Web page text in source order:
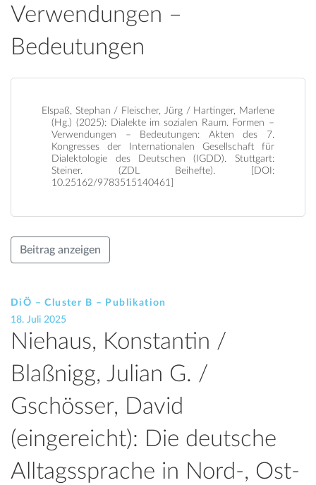
Verwendungen –
Bedeutungen
Elspaß, Stephan / Fleischer, Jürg / Hartinger, Marlene
(Hg.) (2025): Dialekte im sozialen Raum. Formen –
Verwendungen – Bedeutungen: Akten des 7.
Kongresses der Internationalen Gesellschaft für
Dialektologie des Deutschen (IGDD). Stuttgart:
Steiner. (ZDL Beihefte). [DOI:
10.25162/9783515140461]
Beitrag anzeigen
DiÖ – Cluster B – Publikation
18. Juli 2025
Niehaus, Konstantin /
Blaßnigg, Julian G. /
Gschösser, David
(eingereicht): Die deutsche
Alltagssprache in Nord-, Ost-